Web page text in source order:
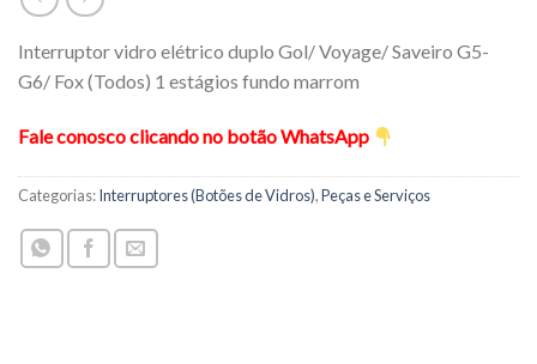
Interruptor vidro elétrico duplo Gol/ Voyage/ Saveiro G5-
G6/ Fox (Todos) 1 estágios fundo marrom
Fale conosco clicando no botão WhatsApp
Categorias:Interruptores (Botões de Vidros),Peças e Serviços